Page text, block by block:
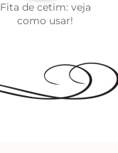
Fita de cetim: veja
como usar!